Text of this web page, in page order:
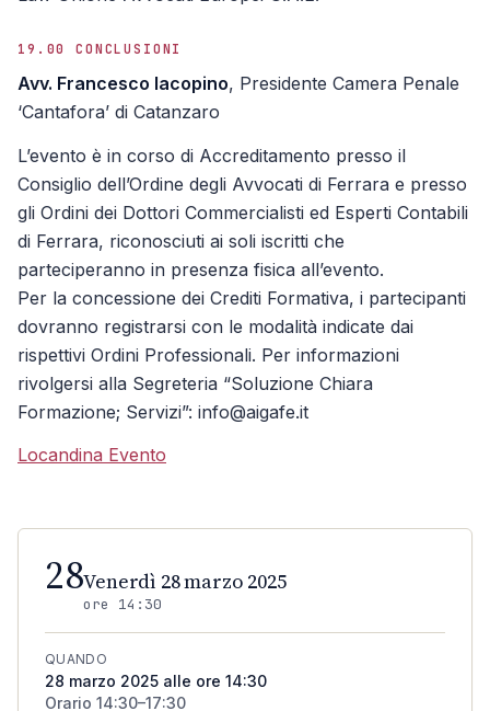
19.00 CONCLUSIONI
Avv. Francesco Iacopino, Presidente Camera Penale
‘Cantafora’ di Catanzaro
L’evento è in corso di Accreditamento presso il
Consiglio dell’Ordine degli Avvocati di Ferrara e presso
gli Ordini dei Dottori Commercialisti ed Esperti Contabili
di Ferrara, riconosciuti ai soli iscritti che
parteciperanno in presenza fisica all’evento.
Per la concessione dei Crediti Formativa, i partecipanti
dovranno registrarsi con le modalità indicate dai
rispettivi Ordini Professionali. Per informazioni
rivolgersi alla Segreteria “Soluzione Chiara
Formazione; Servizi”: info@aigafe.it
Locandina Evento
28Venerdì 28 marzo 2025
ore 14:30
QUANDO
28 marzo 2025 alle ore 14:30
Orario 14:30–17:30